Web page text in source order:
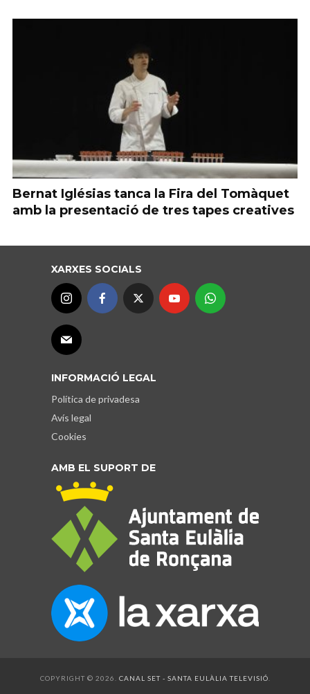
Bernat Iglésias tanca la Fira del Tomàquet
amb la presentació de tres tapes creatives
XARXES SOCIALS
INFORMACIÓ LEGAL
Política de privadesa
Avís legal
Cookies
AMB EL SUPORT DE
COPYRIGHT © 2026. CANAL SET - SANTA EULÀLIA TELEVISIÓ